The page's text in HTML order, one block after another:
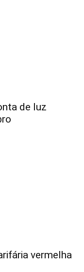
de luz
vermelha